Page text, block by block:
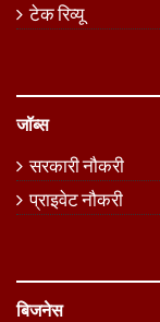
टेक रिव्यू
जॉब्स
सरकारी नौकरी
प्राइवेट नौकरी
बिजनेस